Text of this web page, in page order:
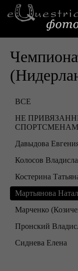
ВСЕ
НЕ
СПОРТСМЕНАМ
Давыдова
Колосов
Костерина
Мартьянова
Марченко
Пронский
Сиднева Елена